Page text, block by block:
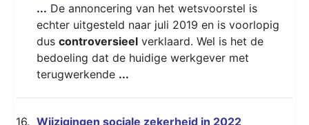
... De annoncering van het wetsvoorstel is
echter uitgesteld naar juli 2019 en is voorlopig
dus controversieel verklaard. Wel is het de
bedoeling dat de huidige werkgever met
terugwerkende ...
16. Wijzigingen sociale zekerheid in 2022